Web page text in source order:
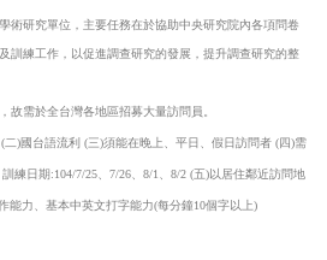
術研究單位，主要任務在於協助中央研究院內各項問卷
訓練工作，以促進調查研究的發展，提升調查研究的整
故需於全台灣各地區招募大量訪問員。
)國台語流利 (三)須能在晚上、平日、假日訪問者 (四)需
練日期:104/7/25、7/26、8/1、8/2 (五)以居住鄰近訪問地
能力、基本中英文打字能力(每分鐘10個字以上)